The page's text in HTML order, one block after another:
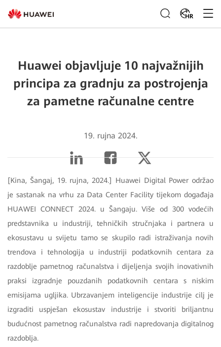
HR
Huawei objavljuje 10 najvažnijih
principa za gradnju za postrojenja
za pametne računalne centre
19. rujna 2024.
[Kina, Šangaj, 19. rujna, 2024.] Huawei Digital Power održao
je sastanak na vrhu za Data Center Facility tijekom događaja
HUAWEI CONNECT 2024. u Šangaju. Više od 300 vodećih
predstavnika u industriji, tehničkih stručnjaka i partnera u
ekosustavu u svijetu tamo se skupilo radi istraživanja novih
trendova i tehnologija u industriji podatkovnih centara za
razdoblje pametnog računalstva i dijeljenja svojih inovativnih
praksi izgradnje pouzdanih podatkovnih centara s niskim
emisijama ugljika. Ubrzavanjem inteligencije industrije cilj je
izgraditi uspješan ekosustav industrije i stvoriti briljantnu
budućnost pametnog računalstva radi napredovanja digitalnog
razdoblja.